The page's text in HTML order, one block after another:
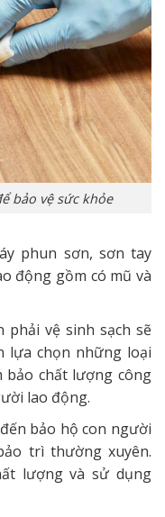
bảo vệ sức khỏe
phun sơn, sơn tay
động gồm có mũ và
phải vệ sinh sạch sẽ
lựa chọn những loại
bảo chất lượng công
lao động.
bảo hộ con người
trì thường xuyên.
lượng và sử dụng